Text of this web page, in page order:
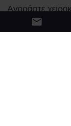
Αγοράστε
Αγοράστε